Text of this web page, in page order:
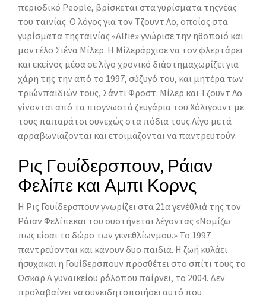
περιοδικό People, βρίσκεται στα γυρίσματα τηςνέας
του ταινίας. Ο λόγος για τον Τζουντ Λο, οποίος στα
γυρίσματα τηςταινίας «Alfie» γνώρισε την ηθοποιό και
μοντέλο Σιένα Μίλερ. Η Μίλεράρχισε να τον φλερτάρει
και εκείνος μέσα σε λίγο χρονικό διάστημαχωρίζει για
χάρη της την από το 1997, σύζυγό του, και μητέρα των
τριώνπαιδιών τους, Σάντι Φροστ. Μίλερ και Τζουντ Λο
γίνονται από τα πιογνωστά ζευγάρια του Χόλιγουντ με
τους παπαράτσι συνεχώς στα πόδια τους.Λίγο μετά
αρραβωνιάζονται και ετοιμάζονται να παντρευτούν.
Ρις Γουίδερσπουν, Ράιαν
Φελίπε και Αμπι Κορνς
Η Ρις Γουίδερσπουν γνωρίζει στα 21α γενέθλιά της τον
Ράιαν Φελίπεκαι του συστήνεται λέγοντας «Νομίζω
πως είσαι το δώρο των γενεθλίωνμου.» Το 1997
παντρεύονται και κάνουν δυο παιδιά. Η ζωή κυλάει
ήσυχακαι η Γουίδερσπουν προσθέτει στο σπίτι τους το
Οσκαρ Α γυναικείου ρόλοπου παίρνει, το 2004. Δεν
προλαβαίνει να συνειδητοποιήσει αυτό που